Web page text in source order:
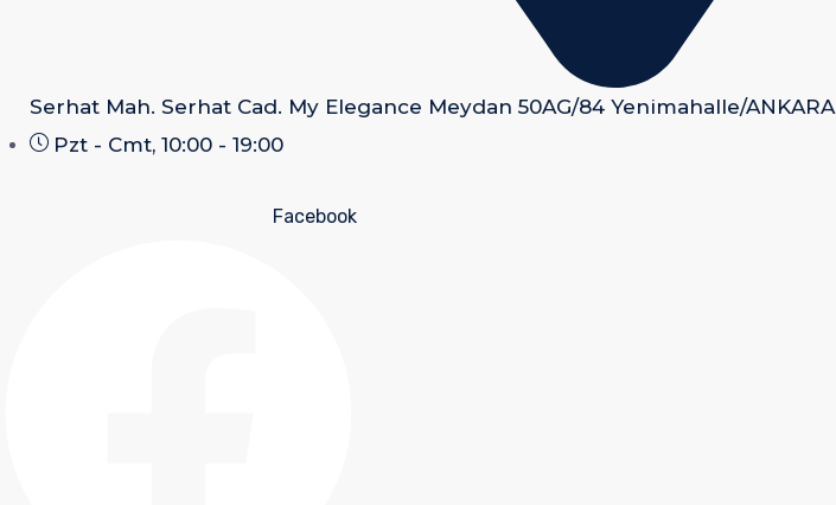
Serhat Mah. Serhat Cad. My Elegance Meydan 50AG/84 Yenimahalle/ANKARA
Pzt - Cmt, 10:00 - 19:00
Facebook